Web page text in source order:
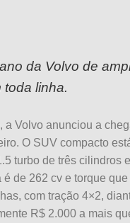
da Volvo de
linha.
Volvo anunciou a
O SUV compacto
turbo de três cilindros
de 262 cv e torque
com tração 4×2,
R$ 2.000 a mais